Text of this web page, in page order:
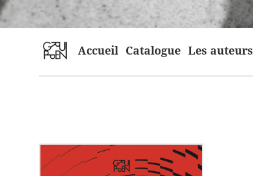
home Accueil Catalogue Les auteurs